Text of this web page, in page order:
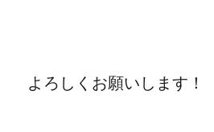
よろしくお願いします！